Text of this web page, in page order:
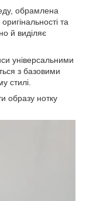
обрамлена
та
й виділяє
універсальними
з базовими
стилі.
образу нотку